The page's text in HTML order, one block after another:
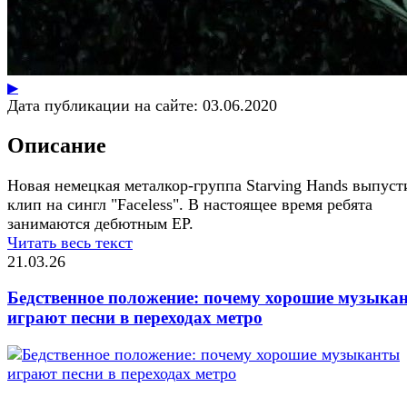
▶
Дата публикации на сайте: 03.06.2020
Описание
Новая немецкая металкор-группа Starving Hands
клип на сингл "Faceless". В настоящее время ребята
занимаются дебютным EP.
Читать весь текст
21.03.26
Бедственное положение: почему хорошие
играют песни в переходах метро